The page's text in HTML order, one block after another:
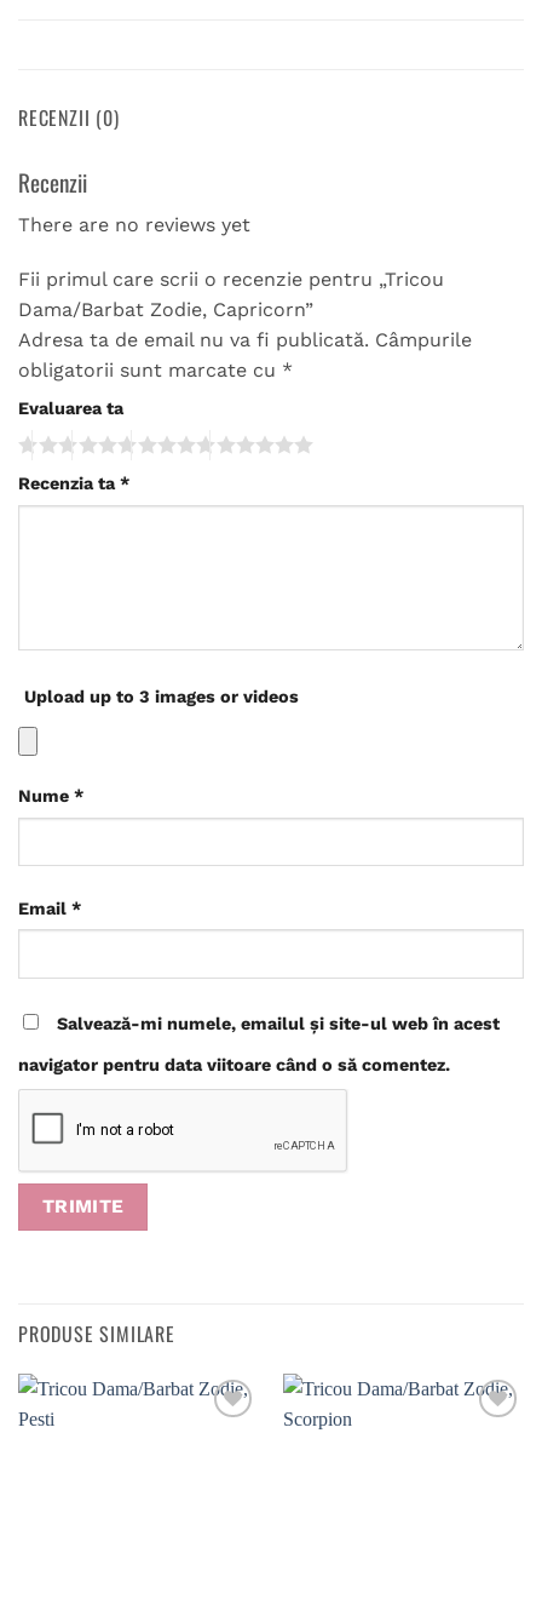
RECENZII (0)
Recenzii
There are no reviews yet
Fii primul care scrii o recenzie pentru „Tricou
Dama/Barbat Zodie, Capricorn”
Adresa ta de email nu va fi publicată. Câmpurile
obligatorii sunt marcate cu *
Evaluarea ta
Recenzia ta *
Upload up to 3 images or videos
Nume *
Email *
Salvează-mi numele, emailul și site-ul web în acest
navigator pentru data viitoare când o să comentez.
PRODUSE SIMILARE